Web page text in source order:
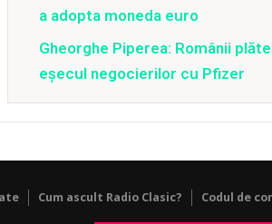
a adopta moneda euro
Gheorghe Piperea: Românii
eșecul negocierilor cu Pfizer
Cum ascult Radio Clasic? Codul de